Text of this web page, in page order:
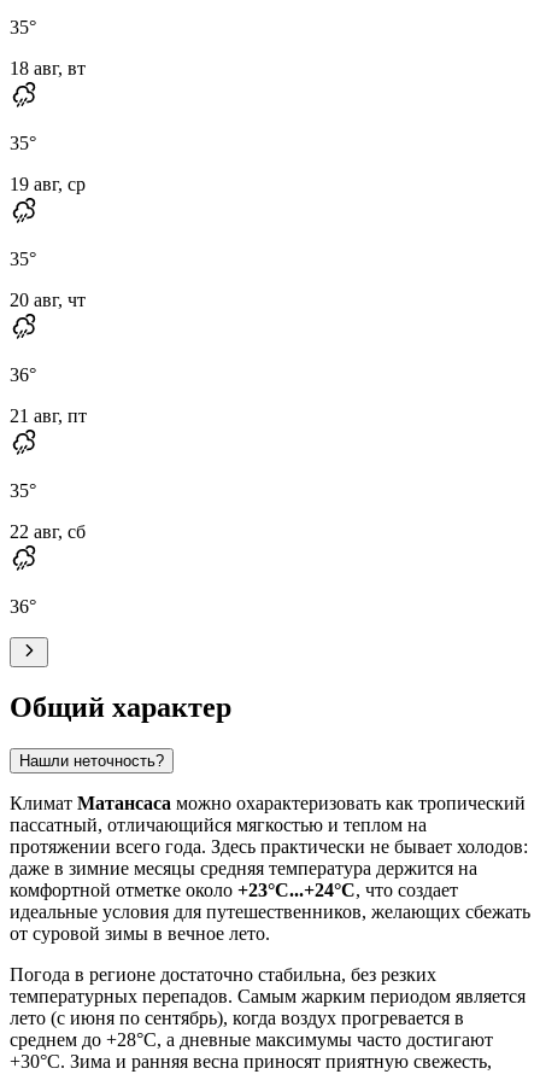
35°
18 авг, вт
35°
19 авг, ср
35°
20 авг, чт
36°
21 авг, пт
35°
22 авг, сб
36°
Общий характер
Нашли неточность?
Климат Матансаса можно охарактеризовать как тропический
пассатный, отличающийся мягкостью и теплом на
протяжении всего года. Здесь практически не бывает холодов:
даже в зимние месяцы средняя температура держится на
комфортной отметке около +23°C...+24°C, что создает
идеальные условия для путешественников, желающих сбежать
от суровой зимы в вечное лето.
Погода в регионе достаточно стабильна, без резких
температурных перепадов. Самым жарким периодом является
лето (с июня по сентябрь), когда воздух прогревается в
среднем до +28°C, а дневные максимумы часто достигают
+30°C. Зима и ранняя весна приносят приятную свежесть,